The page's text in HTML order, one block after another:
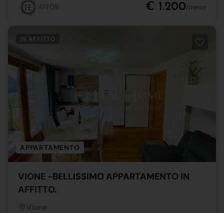
AFF08 € 1.200/mese
IN AFFITTO
APPARTAMENTO
VIONE -BELLISSIMO APPARTAMENTO IN
AFFITTO.
Vione